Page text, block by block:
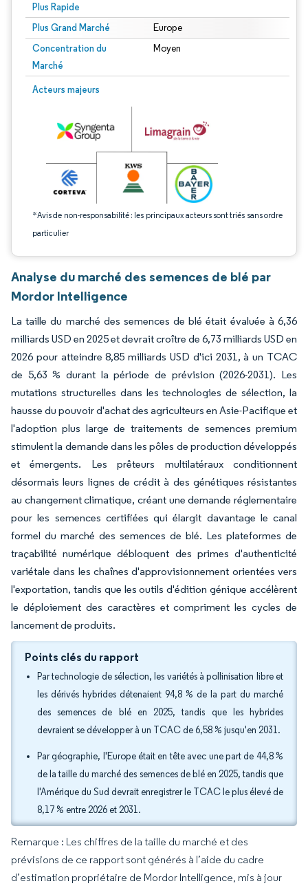
Plus Rapide
Plus Grand Marché Europe
Concentration du
Marché
Moyen
Acteurs majeurs
*Avis de non-responsabilité : les principaux acteurs sont triés sans ordre
particulier
Image © Mordor Intelligence. La réutilisation nécessite une attribution sous CC
Analyse du marché des semences de blé par
Mordor Intelligence
La taille du marché des semences de blé était évaluée à 6,36
milliards USD en 2025 et devrait croître de 6,73 milliards USD en
2026 pour atteindre 8,85 milliards USD d'ici 2031, à un TCAC
de 5,63 % durant la période de prévision (2026-2031). Les
mutations structurelles dans les technologies de sélection, la
hausse du pouvoir d'achat des agriculteurs en Asie-Pacifique et
l'adoption plus large de traitements de semences premium
stimulent la demande dans les pôles de production développés
et émergents. Les prêteurs multilatéraux conditionnent
désormais leurs lignes de crédit à des génétiques résistantes
au changement climatique, créant une demande réglementaire
pour les semences certifiées qui élargit davantage le canal
formel du marché des semences de blé. Les plateformes de
traçabilité numérique débloquent des primes d'authenticité
variétale dans les chaînes d'approvisionnement orientées vers
l'exportation, tandis que les outils d'édition génique accélèrent
le déploiement des caractères et compriment les cycles de
lancement de produits.
Points clés du rapport
Par technologie de sélection, les variétés à pollinisation libre et
les dérivés hybrides détenaient 94,8 % de la part du marché
des semences de blé en 2025, tandis que les hybrides
devraient se développer à un TCAC de 6,58 % jusqu'en 2031.
Par géographie, l'Europe était en tête avec une part de 44,8 %
de la taille du marché des semences de blé en 2025, tandis que
l'Amérique du Sud devrait enregistrer le TCAC le plus élevé de
8,17 % entre 2026 et 2031.
Remarque : Les chiffres de la taille du marché et des
prévisions de ce rapport sont générés à l’aide du cadre
d’estimation propriétaire de Mordor Intelligence, mis à jour